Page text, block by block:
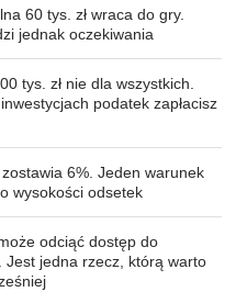
60 tys. zł wraca do gry.
jednak oczekiwania
tys. zł nie dla wszystkich.
podatek zapłacisz
6%. Jeden warunek
wysokości odsetek
odciąć dostęp do
Jest jedna rzecz, którą warto